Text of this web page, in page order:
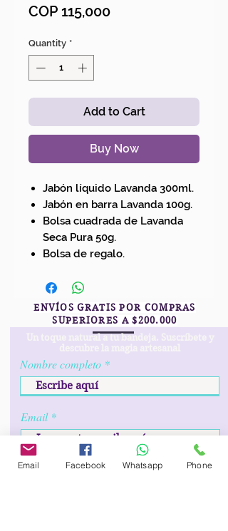
COP 115,000Price
Quantity *
Add to Cart
Buy Now
Jabón líquido Lavanda 300ml.
Jabón en barra Lavanda 100g.
Bolsa cuadrada de Lavanda
Seca Pura 50g.
Bolsa de regalo.
ENVÍOS GRATIS POR COMPRAS
SUPERIORES A $200.000
Un toque natural a tu bandeja. Suscríbete y
Nombre completo
Email
Fecha de cumpleaños *r
Email Facebook Whatsapp Phone